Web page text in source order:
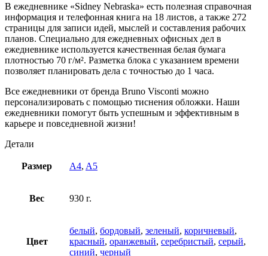
В ежедневнике «Sidney Nebraska» есть полезная справочная
информация и телефонная книга на 18 листов, а также 272
страницы для записи идей, мыслей и составления рабочих
планов. Специально для ежедневных офисных дел в
ежедневнике используется качественная белая бумага
плотностью 70 г/м². Разметка блока с указанием времени
позволяет планировать дела с точностью до 1 часа.
Все ежедневники от бренда Bruno Visconti можно
персонализировать с помощью тиснения обложки. Наши
ежедневники помогут быть успешным и эффективным в
карьере и повседневной жизни!
Детали
Размер A4, A5
Вес 930 г.
Цвет
белый, бордовый, зеленый, коричневый,
красный, оранжевый, серебристый, серый,
синий, черный